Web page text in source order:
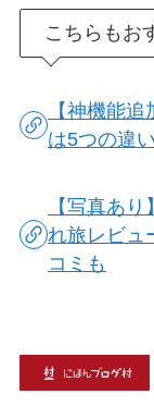
こちらもお
【神機能
は5つの違
【写真あ
れ旅レビュ
コミも